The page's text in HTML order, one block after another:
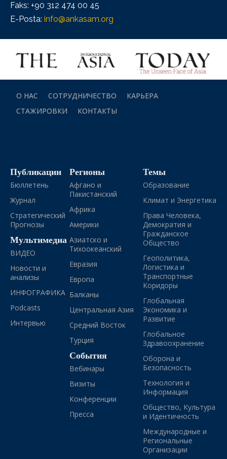
Faks: +90 312 474 00 45
E-Posta: info@ankasam.org
О НАС СОТРУДНИЧЕСТВО
КАРЬЕРА
СТАЖИРОВКИ
КОНТАКТЫ
Публикации
Бюллетень
Журнал
Стратегический
Прогнозы
Мультимедиа
ВИДЕО
Новости и
анализы
ИНФОГРАФИКА
Podcasts
Интервью
Регионы
Афгано и
Пакистанский
Африка
Америки
Азиатско и
Тихоокеанский
Евразия
Европа
Балканы
Центральная Азия
Средний Восток
Турция
События
Вебинары
Визиты
Конференции
Пресса
Темы
Образование
Климат и Энергетика
Права Человека,
Демократия и
Гражданское
Общество
Геополитика,
Логистика и
Транспортные
Коридоры
Глобальная
Экономика и
Развитие
Глобальное
Здравоохранение
Оборона и
Безопасность
Технология и
Информация
Общество, Культура
и Идентичность
Международные и
Региональные
Организации